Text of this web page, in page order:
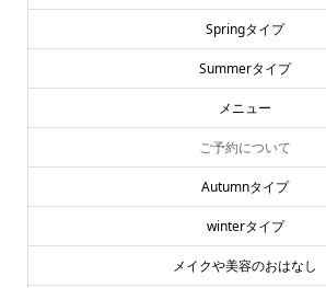
Springタイプ
Summerタイプ
メニュー
ご予約について
Autumnタイプ
winterタイプ
メイクや美容のおはなし